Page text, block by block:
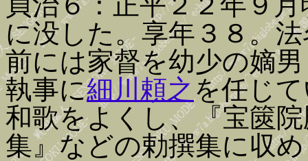
に没した。享年３８。
前には家督を幼少の嫡
執事に細川頼之 を任じ
和歌をよくし、『宝篋
集』などの勅撰集に収